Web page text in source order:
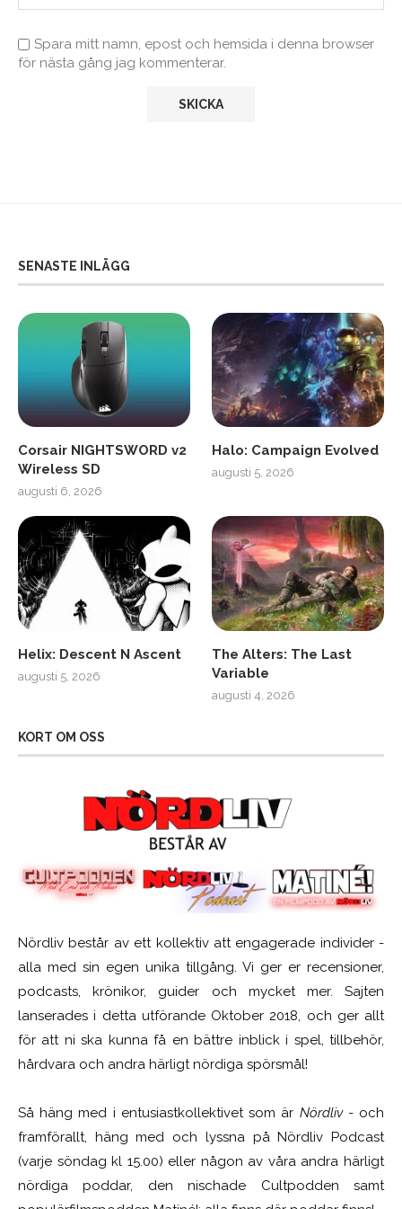
Spara mitt namn, epost och hemsida i denna browser
för nästa gång jag kommenterar.
SENASTE INLÄGG
Corsair NIGHTSWORD v2
Wireless SD
augusti 6, 2026
Halo: Campaign Evolved
augusti 5, 2026
Helix: Descent N Ascent
augusti 5, 2026
The Alters: The Last
Variable
augusti 4, 2026
KORT OM OSS
Nördliv består av ett kollektiv att engagerade individer -
alla med sin egen unika tillgång. Vi ger er recensioner,
podcasts, krönikor, guider och mycket mer. Sajten
lanserades i detta utförande Oktober 2018, och ger allt
för att ni ska kunna få en bättre inblick i spel, tillbehör,
hårdvara och andra härligt nördiga spörsmål!
Så häng med i entusiastkollektivet som är Nördliv- och
framförallt, häng med och lyssna på Nördliv Podcast
(varje söndag kl 15.00) eller någon av våra andra härligt
nördiga poddar, den nischade Cultpodden samt